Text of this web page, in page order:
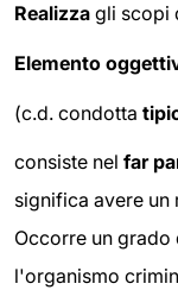
Realizza gli scopi
Elemento
(c.d. condotta
consiste nel far
significa avere
Occorre un grado
l'organismo